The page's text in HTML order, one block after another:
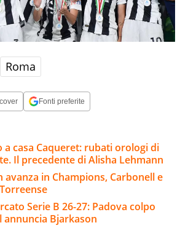
Roma
Fonti preferite
a casa Caqueret: rubati orologi di
Il precedente di Alisha Lehmann
avanza in Champions, Carbonell e
Serie B 26-27: Padova colpo
Bjarkason